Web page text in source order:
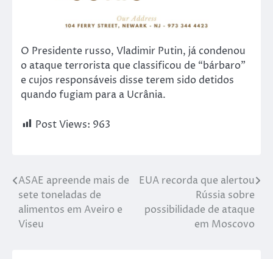
O Presidente russo, Vladimir Putin, já condenou
o ataque terrorista que classificou de “bárbaro”
e cujos responsáveis disse terem sido detidos
quando fugiam para a Ucrânia.
Post Views: 963
ASAE apreende mais de
sete toneladas de
alimentos em Aveiro e
Viseu
EUA recorda que alertou
Rússia sobre
possibilidade de ataque
em Moscovo